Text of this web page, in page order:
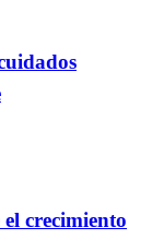
crecimiento